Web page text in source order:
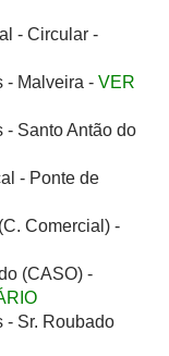
- Circular -
- Malveira - VER
- Santo Antão do
- Ponte de
Comercial) -
(CASO) -
- Sr. Roubado